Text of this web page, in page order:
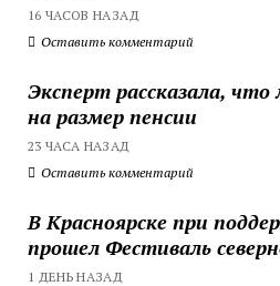
16 ЧАСОВ НАЗАД
Оставить комментарий
Эксперт рассказала,
на размер пенсии
23 ЧАСА НАЗАД
Оставить комментарий
В Красноярске при
прошел Фестиваль
1 ДЕНЬ НАЗАД